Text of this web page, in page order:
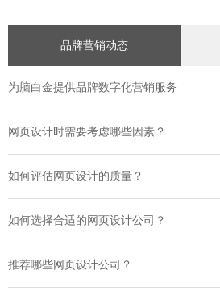
品牌营销动态
为脑白金提供品牌数字化营销服务
网页设计时需要考虑哪些因素？
如何评估网页设计的质量？
如何选择合适的网页设计公司？
推荐哪些网页设计公司？